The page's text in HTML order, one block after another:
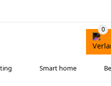
Smart home